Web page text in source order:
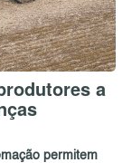
a
permitem